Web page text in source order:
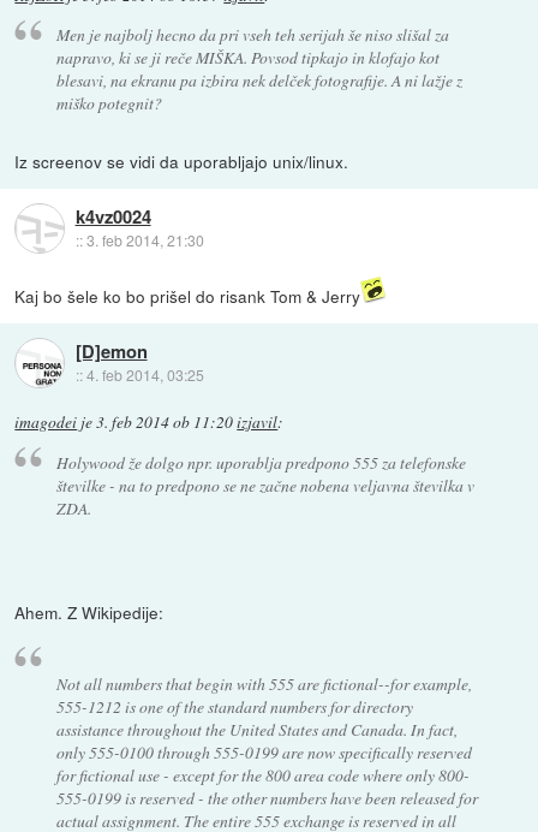
Men je najbolj hecno da pri vseh teh serijah še niso slišal za
napravo, ki se ji reče MIŠKA. Povsod tipkajo in klofajo kot
blesavi, na ekranu pa izbira nek delček fotografije. A ni lažje z
miško potegnit?
Iz screenov se vidi da uporabljajo unix/linux.
k4vz0024
::3. feb 2014, 21:30
Kaj bo šele ko bo prišel do risank Tom & Jerry
[D]emon
::4. feb 2014, 03:25
imagodei je3. feb 2014 ob 11:20izjavil:
Holywood že dolgo npr. uporablja predpono 555 za telefonske
številke - na to predpono se ne začne nobena veljavna številka v
ZDA.
Ahem. Z Wikipedije:
Not all numbers that begin with 555 are fictional--for example,
555-1212 is one of the standard numbers for directory
assistance throughout the United States and Canada. In fact,
only 555-0100 through 555-0199 are now specifically reserved
for fictional use - except for the 800 area code where only 800-
555-0199 is reserved - the other numbers have been released for
actual assignment. The entire 555 exchange is reserved in all